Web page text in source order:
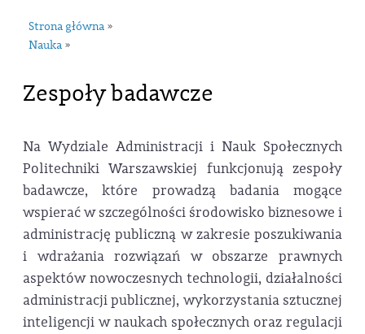
Strona główna »
Nauka »
Zespoły badawcze
Na Wydziale Administracji i Nauk Społecznych
Politechniki Warszawskiej funkcjonują zespoły
badawcze, które prowadzą badania mogące
wspierać w szczególności środowisko biznesowe i
administrację publiczną w zakresie poszukiwania
i wdrażania rozwiązań w obszarze prawnych
aspektów nowoczesnych technologii, działalności
administracji publicznej, wykorzystania sztucznej
inteligencji w naukach społecznych oraz regulacji